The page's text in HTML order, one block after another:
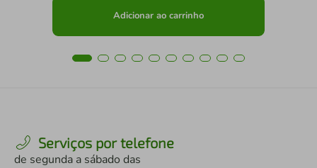
Adicionar ao carrinho
Serviços por telefone
de segunda a sábado das